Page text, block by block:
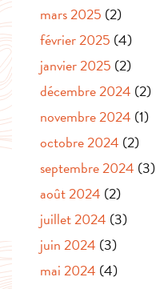
mars 2025 (2)
février 2025 (4)
janvier 2025 (2)
décembre 2024 (2)
novembre 2024 (1)
octobre 2024 (2)
septembre 2024 (3)
août 2024 (2)
juillet 2024 (3)
juin 2024 (3)
mai 2024 (4)